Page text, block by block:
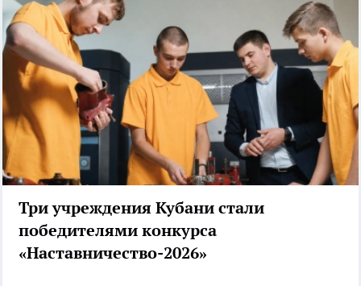
Три учреждения Кубани стали
победителями конкурса
«Наставничество-2026»